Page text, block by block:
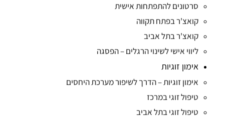
סרטונים להתפתחות אישית
קואצ'ר בפתח תקווה
קואצ'ר בתל אביב
ליווי אישי לשינוי הרגלים – הפסגה
אימון זוגיות
אימון זוגיות – הדרך לשיפור מערכת היחסים
טיפול זוגי במרכז
טיפול זוגי בתל אביב